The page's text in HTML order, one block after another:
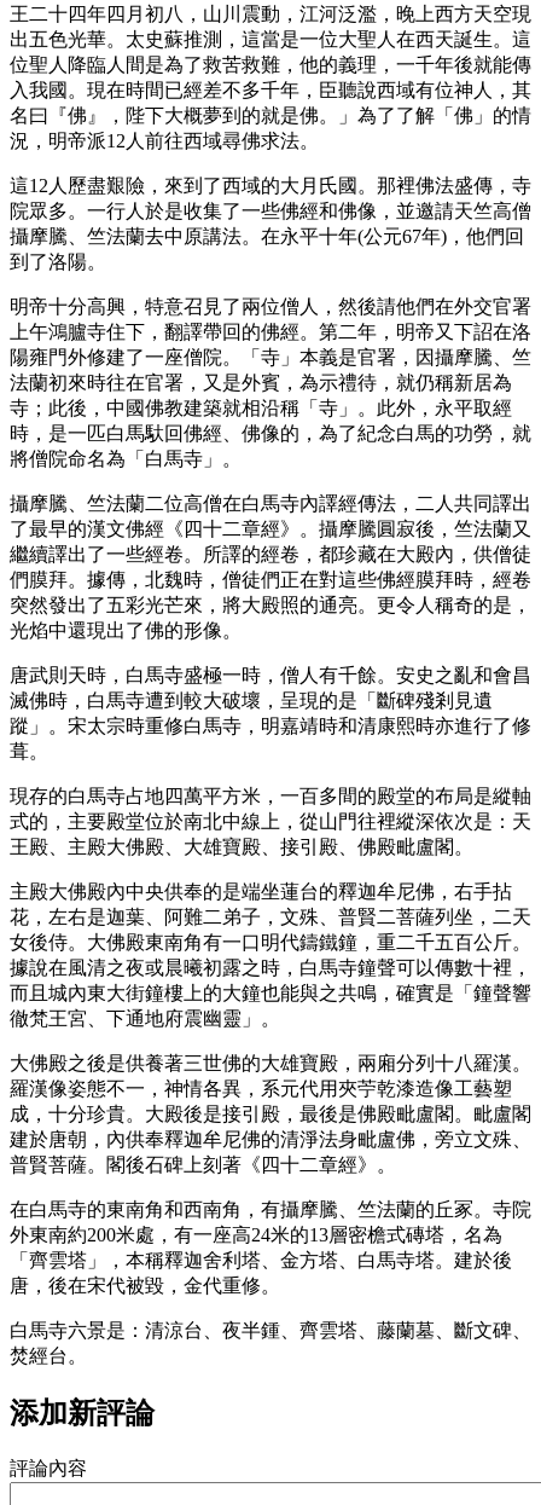
王二十四年四月初八，山川震動，江河泛濫，晚上西方天空現
出五色光華。太史蘇推測，這當是一位大聖人在西天誕生。這
位聖人降臨人間是為了救苦救難，他的義理，一千年後就能傳
入我國。現在時間已經差不多千年，臣聽說西域有位神人，其
名曰『佛』，陛下大概夢到的就是佛。」為了了解「佛」的情
況，明帝派12人前往西域尋佛求法。
這12人歷盡艱險，來到了西域的大月氏國。那裡佛法盛傳，寺
院眾多。一行人於是收集了一些佛經和佛像，並邀請天竺高僧
攝摩騰、竺法蘭去中原講法。在永平十年(公元67年)，他們回
到了洛陽。
明帝十分高興，特意召見了兩位僧人，然後請他們在外交官署
上午鴻臚寺住下，翻譯帶回的佛經。第二年，明帝又下詔在洛
陽雍門外修建了一座僧院。「寺」本義是官署，因攝摩騰、竺
法蘭初來時往在官署，又是外賓，為示禮待，就仍稱新居為
寺；此後，中國佛教建築就相沿稱「寺」。此外，永平取經
時，是一匹白馬馱回佛經、佛像的，為了紀念白馬的功勞，就
將僧院命名為「白馬寺」。
攝摩騰、竺法蘭二位高僧在白馬寺內譯經傳法，二人共同譯出
了最早的漢文佛經《四十二章經》。攝摩騰圓寂後，竺法蘭又
繼續譯出了一些經卷。所譯的經卷，都珍藏在大殿內，供僧徒
們膜拜。據傳，北魏時，僧徒們正在對這些佛經膜拜時，經卷
突然發出了五彩光芒來，將大殿照的通亮。更令人稱奇的是，
光焰中還現出了佛的形像。
唐武則天時，白馬寺盛極一時，僧人有千餘。安史之亂和會昌
滅佛時，白馬寺遭到較大破壞，呈現的是「斷碑殘剎見遺
蹤」。宋太宗時重修白馬寺，明嘉靖時和清康熙時亦進行了修
葺。
現存的白馬寺占地四萬平方米，一百多間的殿堂的布局是縱軸
式的，主要殿堂位於南北中線上，從山門往裡縱深依次是：天
王殿、主殿大佛殿、大雄寶殿、接引殿、佛殿毗盧閣。
主殿大佛殿內中央供奉的是端坐蓮台的釋迦牟尼佛，右手拈
花，左右是迦葉、阿難二弟子，文殊、普賢二菩薩列坐，二天
女後侍。大佛殿東南角有一口明代鑄鐵鐘，重二千五百公斤。
據說在風清之夜或晨曦初露之時，白馬寺鐘聲可以傳數十裡，
而且城內東大街鐘樓上的大鐘也能與之共鳴，確實是「鐘聲響
徹梵王宮、下通地府震幽靈」。
大佛殿之後是供養著三世佛的大雄寶殿，兩廂分列十八羅漢。
羅漢像姿態不一，神情各異，系元代用夾苧乾漆造像工藝塑
成，十分珍貴。大殿後是接引殿，最後是佛殿毗盧閣。毗盧閣
建於唐朝，內供奉釋迦牟尼佛的清淨法身毗盧佛，旁立文殊、
普賢菩薩。閣後石碑上刻著《四十二章經》。
在白馬寺的東南角和西南角，有攝摩騰、竺法蘭的丘冢。寺院
外東南約200米處，有一座高24米的13層密檐式磚塔，名為
「齊雲塔」，本稱釋迦舍利塔、金方塔、白馬寺塔。建於後
唐，後在宋代被毀，金代重修。
白馬寺六景是：清涼台、夜半鍾、齊雲塔、藤蘭墓、斷文碑、
焚經台。
添加新評論
評論內容